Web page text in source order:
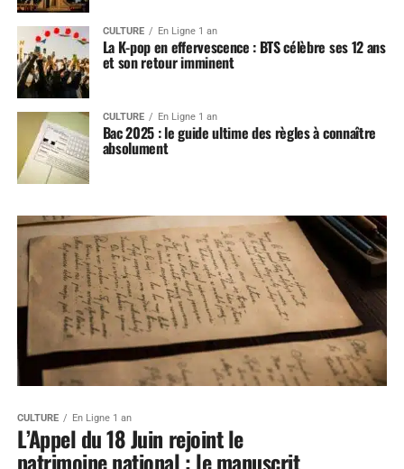
CULTURE En Ligne 1 an
La K-pop en effervescence : BTS célèbre ses 12 ans
et son retour imminent
CULTURE En Ligne 1 an
Bac 2025 : le guide ultime des règles à connaître
absolument
CULTURE En Ligne 1 an
L’Appel du 18 Juin rejoint le
patrimoine national : le manuscrit